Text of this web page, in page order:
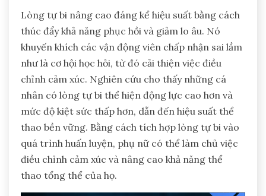
Lòng tự bi nâng cao đáng kể hiệu suất bằng cách
thúc đẩy khả năng phục hồi và giảm lo âu. Nó
khuyến khích các vận động viên chấp nhận sai lầm
như là cơ hội học hỏi, từ đó cải thiện việc điều
chỉnh cảm xúc. Nghiên cứu cho thấy những cá
nhân có lòng tự bi thể hiện động lực cao hơn và
mức độ kiệt sức thấp hơn, dẫn đến hiệu suất thể
thao bền vững. Bằng cách tích hợp lòng tự bi vào
quá trình huấn luyện, phụ nữ có thể làm chủ việc
điều chỉnh cảm xúc và nâng cao khả năng thể
thao tổng thể của họ.